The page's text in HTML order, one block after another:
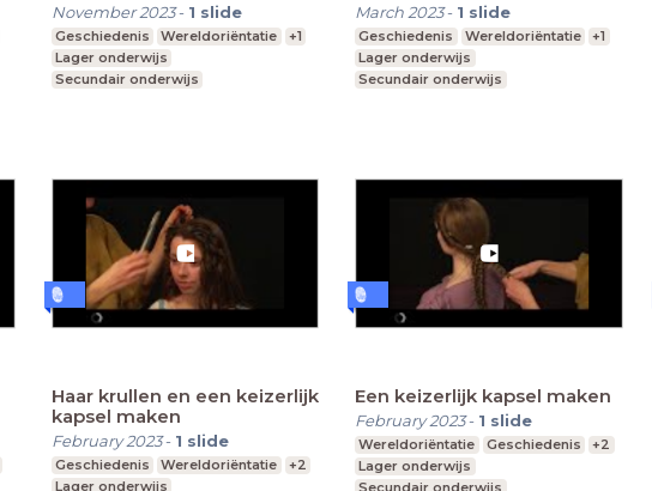
November 2023- 1 slide
Geschiedenis Wereldoriëntatie
+1
Lager onderwijs
Secundair onderwijs
March 2023- 1 slide
Geschiedenis Wereldoriëntatie
+1
Lager onderwijs
Secundair onderwijs
Haar krullen en een keizerlijk
kapsel maken
February 2023- 1 slide
Geschiedenis Wereldoriëntatie
+2
Lager onderwijs
Een keizerlijk kapsel maken
February 2023- 1 slide
Wereldoriëntatie Geschiedenis
+2
Lager onderwijs
Secundair onderwijs